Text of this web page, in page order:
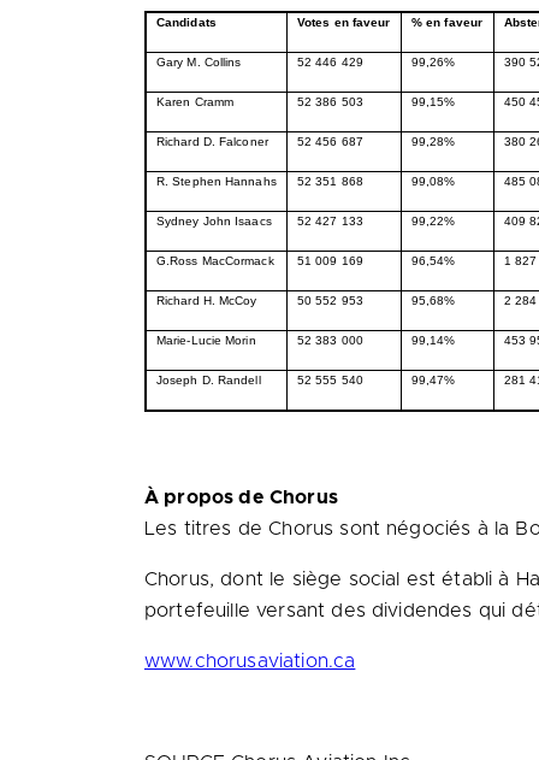
Candidats Votes en faveur % en faveur
Gary M. Collins 52 446 429 99,26% 390
Karen Cramm 52 386 503 99,15% 450
Richard D. Falconer 52 456 687 99,28% 380
R. Stephen Hannahs 52 351 868 99,08% 485
Sydney John Isaacs 52 427 133 99,22% 409
G.Ross MacCormack 51 009 169 96,54% 1
Richard H. McCoy 50 552 953 95,68% 2 284
Marie-Lucie Morin 52 383 000 99,14% 453
Joseph D. Randell 52 555 540 99,47% 281
À propos de Chorus
Les titres de Chorus sont négociés à la
Chorus, dont le siège social est établi à
portefeuille versant des dividendes qui
www.chorusaviation.ca